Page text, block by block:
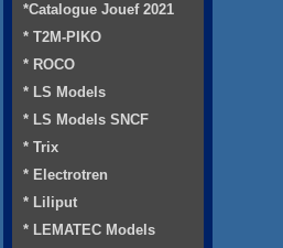
*Catalogue Jouef 2021
* T2M-PIKO
* ROCO
* LS Models
* LS Models SNCF
* Trix
* Electrotren
* Liliput
* LEMATEC Models